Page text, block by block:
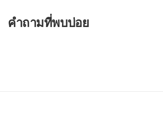
คำถามที่พบบ่อย